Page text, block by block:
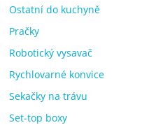
Ostatní do kuchyně
Pračky
Robotický vysavač
Rychlovarné konvice
Sekačky na trávu
Set-top boxy